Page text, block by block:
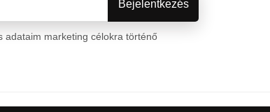
adataim marketing célokra történő